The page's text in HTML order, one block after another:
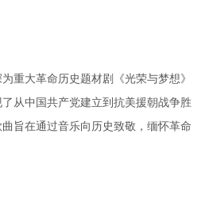
重大革命历史题材剧《光荣与梦想》
从中国共产党建立到抗美援朝战争胜
旨在通过音乐向历史致敬，缅怀革命